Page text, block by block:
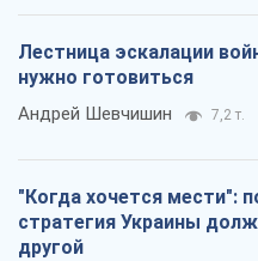
Лестница эскалации
нужно готовиться
Андрей Шевчишин 7,2 т.
"Когда хочется мести":
стратегия Украины
другой